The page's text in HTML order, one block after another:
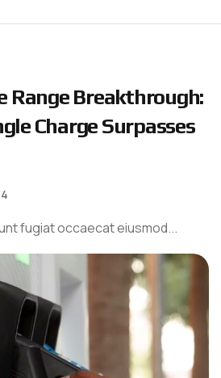
Range Breakthrough:
gle Charge Surpasses
fugiat occaecat eiusmod...